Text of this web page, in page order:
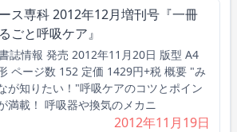
ス専科 2012年12月増刊号『一冊
ごと呼吸ケア』
誌情報 発売 2012年11月20日 版型 A4
ページ数 152 定価 1429円+税 概要 "み
が知りたい！"呼吸ケアのコツとポイン
満載！ 呼吸器や換気のメカニ
2012年11月19日